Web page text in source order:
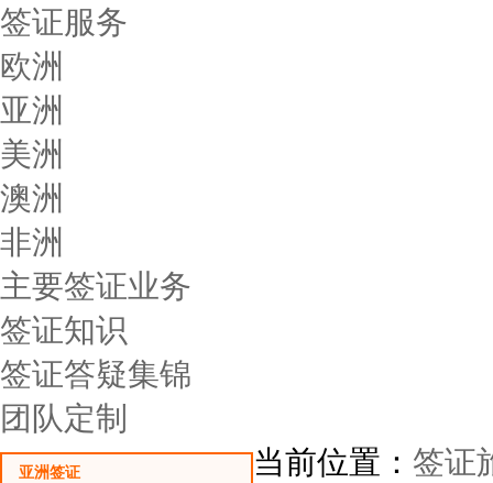
签证服务
欧洲
亚洲
美洲
澳洲
非洲
主要签证业务
签证知识
签证答疑集锦
团队定制
亚洲签证 当前位置： 签证